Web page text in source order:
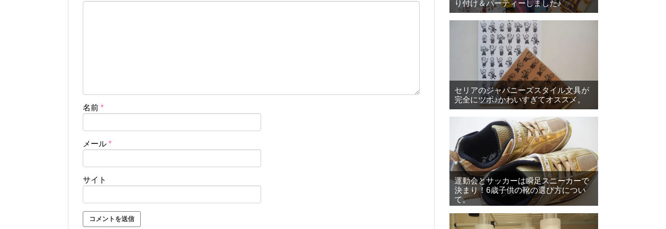
名前 *
メール *
サイト
り付け＆パーティーしました♪
セリアのジャパニーズスタイル文具が
完全にツボ♪かわいすぎてオススメ。
運動会とサッカーは瞬足スニーカーで
決まり！6歳子供の靴の選び方につい
て。